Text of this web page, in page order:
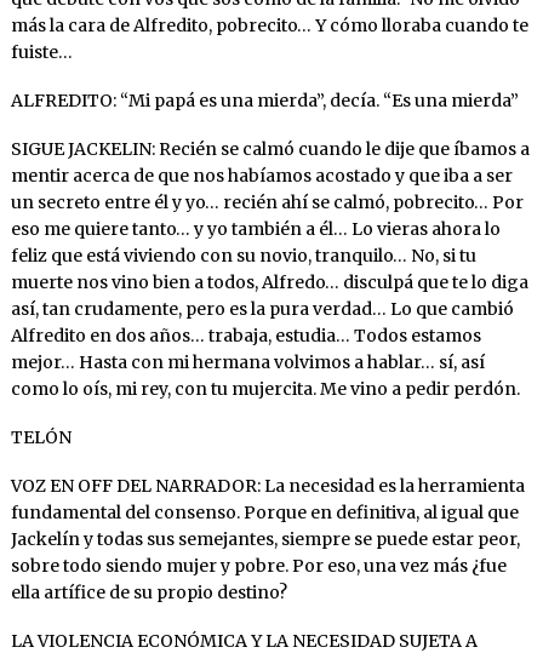
más la cara de Alfredito, pobrecito… Y cómo lloraba cuando te
fuiste…
ALFREDITO: “Mi papá es una mierda”, decía. “Es una mierda”
SIGUE JACKELIN: Recién se calmó cuando le dije que íbamos a
mentir acerca de que nos habíamos acostado y que iba a ser
un secreto entre él y yo… recién ahí se calmó, pobrecito… Por
eso me quiere tanto… y yo también a él… Lo vieras ahora lo
feliz que está viviendo con su novio, tranquilo… No, si tu
muerte nos vino bien a todos, Alfredo… disculpá que te lo diga
así, tan crudamente, pero es la pura verdad… Lo que cambió
Alfredito en dos años… trabaja, estudia… Todos estamos
mejor… Hasta con mi hermana volvimos a hablar… sí, así
como lo oís, mi rey, con tu mujercita. Me vino a pedir perdón.
TELÓN
VOZ EN OFF DEL NARRADOR: La necesidad es la herramienta
fundamental del consenso. Porque en definitiva, al igual que
Jackelín y todas sus semejantes, siempre se puede estar peor,
sobre todo siendo mujer y pobre. Por eso, una vez más ¿fue
ella artífice de su propio destino?
LA VIOLENCIA ECONÓMICA Y LA NECESIDAD SUJETA A